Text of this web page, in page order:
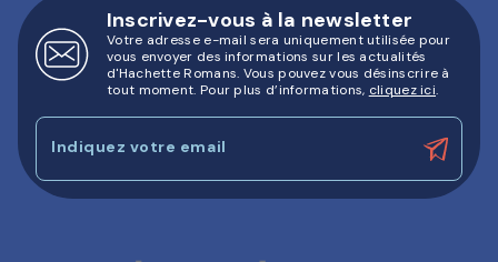
Inscrivez-vous à la newsletter
Votre adresse e-mail sera uniquement utilisée pour
vous envoyer des informations sur les actualités
d'Hachette Romans. Vous pouvez vous désinscrire à
tout moment. Pour plus d’informations, cliquez ici.
Indiquez votre email